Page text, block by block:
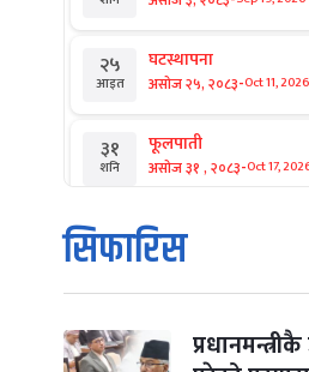
२५
आइत
घटस्थापना
असोज २५, २०८३-Oct 11, 2026
३१
शनि
फूलपाती
असोज ३१ , २०८३-Oct 17,
१
आइत
कार्तिक सङ्क्रान्ति
कार्तिक १, २०८३
मंगल कार्तिक ३, २०८३-Oct 20,
सिफारिस